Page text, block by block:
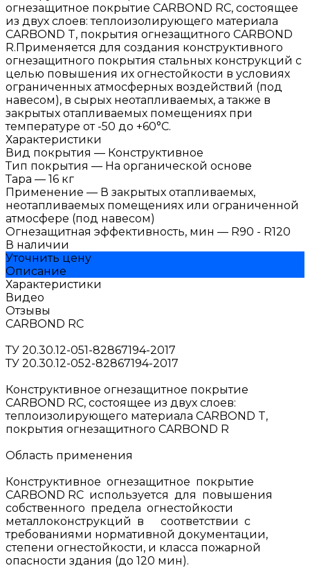
огнезащитное покрытие CARBOND RC, состоящее
из двух слоев: теплоизолирующего материала
CARBOND T, покрытия огнезащитного СARBOND
R.Применяется для создания конструктивного
огнезащитного покрытия стальных конструкций с
целью повышения их огнестойкости в условиях
ограниченных атмосферных воздействий (под
навесом), в сырых неотапливаемых, а также в
закрытых отапливаемых помещениях при
температуре от -50 до +60°С.
Характеристики
Вид покрытия — Конструктивное
Тип покрытия — На органической основе
Тара — 16 кг
Применение — В закрытых отапливаемых,
неотапливаемых помещениях или ограниченной
атмосфере (под навесом)
Огнезащитная эффективность, мин — R90 - R120
В наличии
Уточнить цену
Описание
Характеристики
Видео
Отзывы
CARBOND RC
ТУ 20.30.12-051-82867194-2017
ТУ 20.30.12-052-82867194-2017
Конструктивное огнезащитное покрытие
CARBOND RC, состоящее из двух слоев:
теплоизолирующего материала CARBOND T,
покрытия огнезащитного СARBOND R
Область применения
Конструктивное огнезащитное покрытие
CARBOND RC используется для повышения
собственного предела огнестойкости
металлоконструкций в соответствии с
требованиями нормативной документации,
степени огнестойкости, и класса пожарной
опасности здания (до 120 мин).